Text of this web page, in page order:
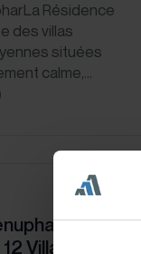
Résidence
des villas
situées
calme,…
–
Villas de 4.5